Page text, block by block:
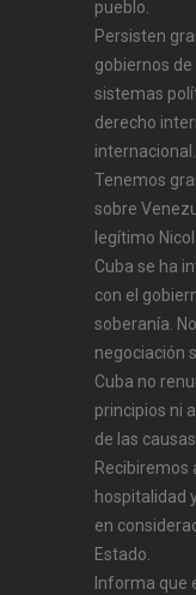
pueblo.
Persisten
gobiernos de
sistemas
derecho
internacional.
Tenemos
sobre
legítimo
Cuba se ha
con el
soberanía.
negociación
Cuba no
principios ni
de las
Recibiremos
hospitalidad
en
Estado.
Informa que